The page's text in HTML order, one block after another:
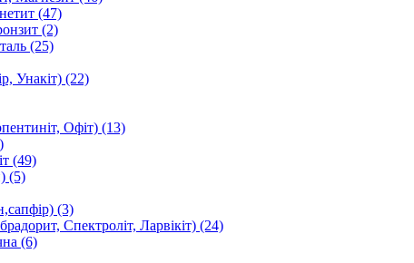
(47)
(2)
(25)
Унакіт) (22)
Офіт) (13)
(49)
(5)
(3)
Спектроліт, Ларвікіт) (24)
(6)